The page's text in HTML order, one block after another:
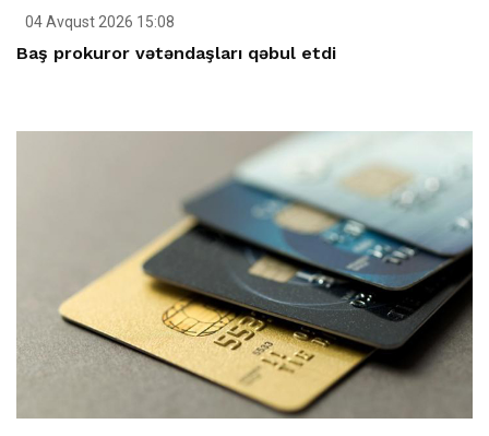
04 Avqust 2026 15:08
Baş prokuror vətəndaşları qəbul etdi